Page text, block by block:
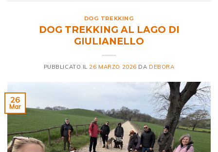
DOG TREKKING
DOG TREKKING AL LAGO DI
GIULIANELLO
PUBBLICATO IL 26 MARZO 2026 DA DEBORA
26
Mar